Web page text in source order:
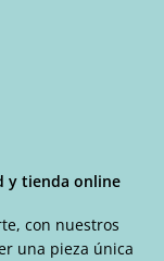
y tienda online
con nuestros
una pieza única